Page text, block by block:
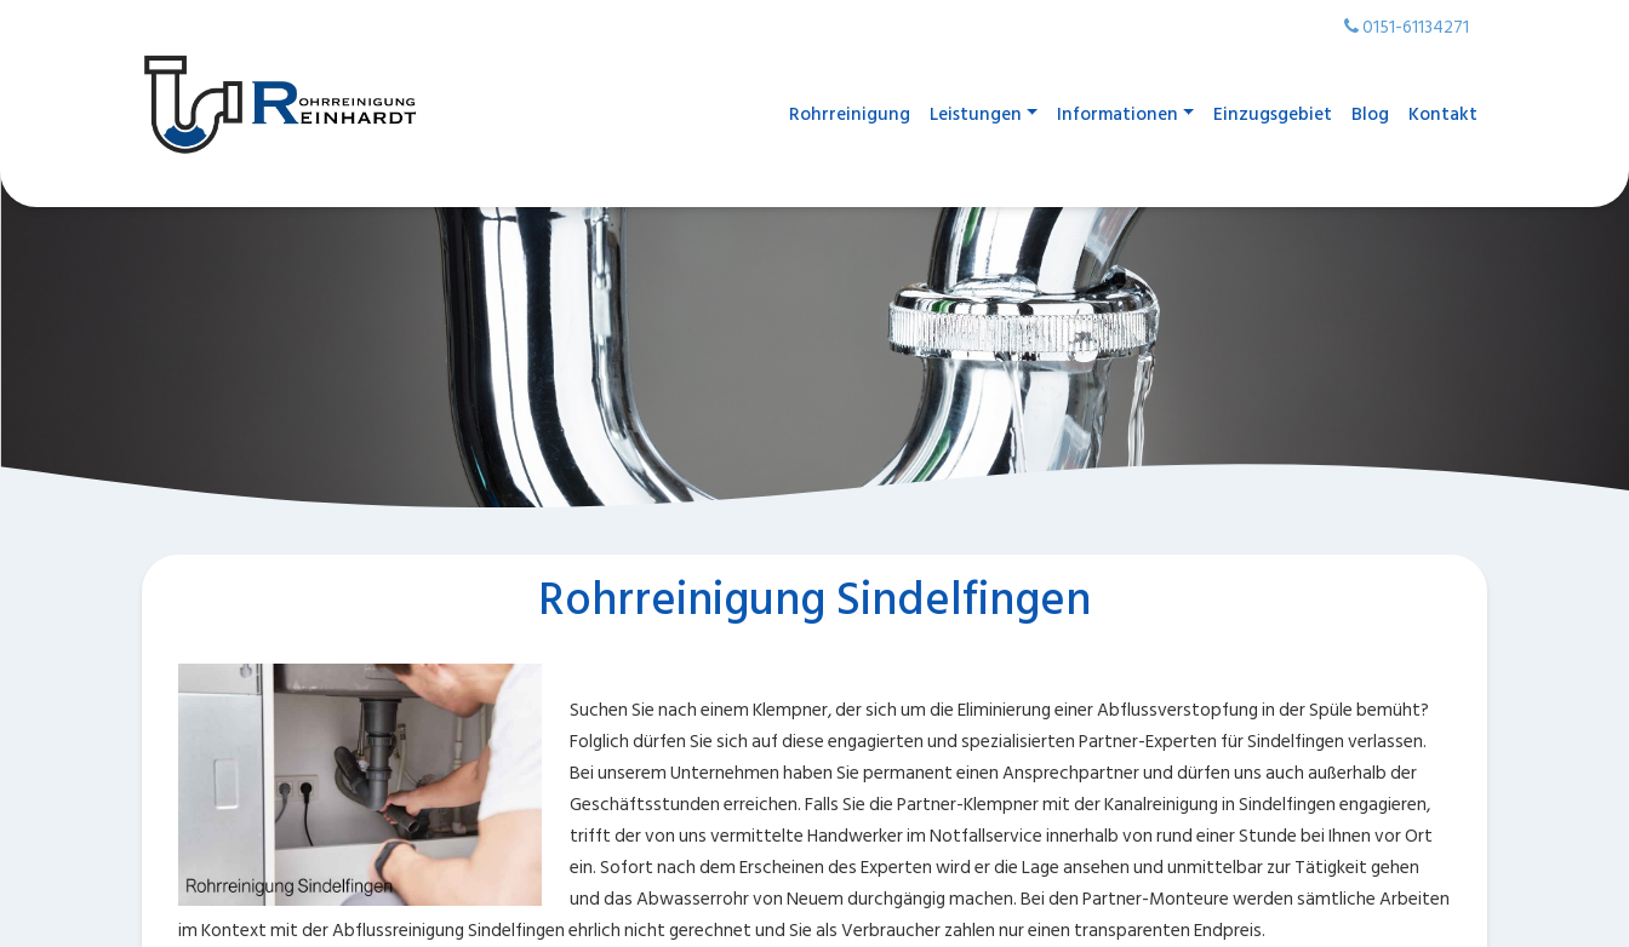
0151-61134271
Rohrreinigung Leistungen Informationen Einzugsgebiet Blog Kontakt
Rohrreinigung Sindelfingen
Suchen Sie nach einem Klempner, der sich um die Eliminierung einer Abflussverstopfung in der Spüle bemüht?
Folglich dürfen Sie sich auf diese engagierten und spezialisierten Partner-Experten für Sindelfingen verlassen.
Bei unserem Unternehmen haben Sie permanent einen Ansprechpartner und dürfen uns auch außerhalb der
Geschäftsstunden erreichen. Falls Sie die Partner-Klempner mit der Kanalreinigung in Sindelfingen engagieren,
trifft der von uns vermittelte Handwerker im Notfallservice innerhalb von rund einer Stunde bei Ihnen vor Ort
ein. Sofort nach dem Erscheinen des Experten wird er die Lage ansehen und unmittelbar zur Tätigkeit gehen
und das Abwasserrohr von Neuem durchgängig machen. Bei den Partner-Monteure werden sämtliche Arbeiten
im Kontext mit der Abflussreinigung Sindelfingen ehrlich nicht gerechnet und Sie als Verbraucher zahlen nur einen transparenten Endpreis.